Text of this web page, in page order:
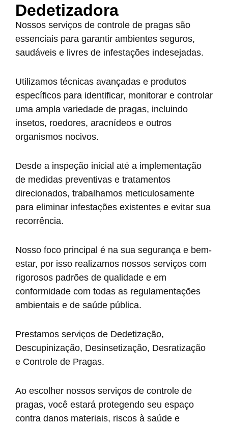
Dedetizadora
Nossos serviços de controle de pragas são
essenciais para garantir ambientes seguros,
saudáveis e livres de infestações indesejadas.
Utilizamos técnicas avançadas e produtos
específicos para identificar, monitorar e controlar
uma ampla variedade de pragas, incluindo
insetos, roedores, aracnídeos e outros
organismos nocivos.
Desde a inspeção inicial até a implementação
de medidas preventivas e tratamentos
direcionados, trabalhamos meticulosamente
para eliminar infestações existentes e evitar sua
recorrência.
Nosso foco principal é na sua segurança e bem-
estar, por isso realizamos nossos serviços com
rigorosos padrões de qualidade e em
conformidade com todas as regulamentações
ambientais e de saúde pública.
Prestamos serviços de Dedetização,
Descupinização, Desinsetização, Desratização
e Controle de Pragas.
Ao escolher nossos serviços de controle de
pragas, você estará protegendo seu espaço
contra danos materiais, riscos à saúde e